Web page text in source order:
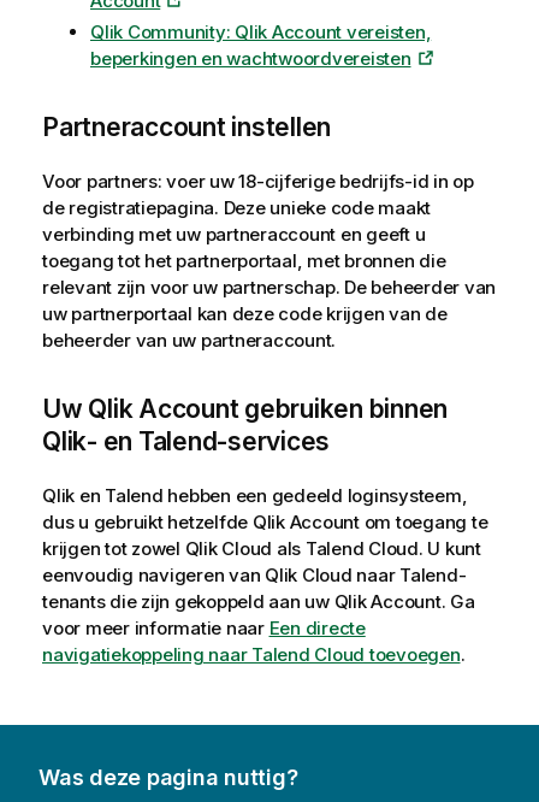
Qlik Community: Qlik Account vereisten,
beperkingen en wachtwoordvereisten
Partneraccount instellen
Voor partners: voer uw 18-cijferige bedrijfs-id in op
de registratiepagina. Deze unieke code maakt
verbinding met uw partneraccount en geeft u
toegang tot het partnerportaal, met bronnen die
relevant zijn voor uw partnerschap. De beheerder van
uw partnerportaal kan deze code krijgen van de
beheerder van uw partneraccount.
Uw Qlik Account gebruiken binnen
Qlik- en Talend-services
Qlik en Talend hebben een gedeeld loginsysteem,
dus u gebruikt hetzelfde Qlik Accountom toegang te
krijgen tot zowel Qlik Cloud als Talend Cloud. U kunt
eenvoudig navigeren van Qlik Cloud naar Talend-
tenants die zijn gekoppeld aan uw Qlik Account. Ga
voor meer informatie naar Een directe
navigatiekoppeling naar Talend Cloud toevoegen.
Was deze pagina nuttig?